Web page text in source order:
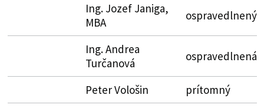
Ing. Jozef Janiga,
MBA
ospravedlnený
Ing. Andrea
Turčanová
ospravedlnená
Peter Vološin
prítomný